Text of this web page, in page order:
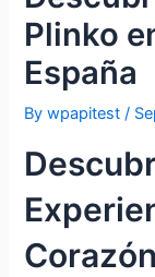
Plinko
España
Bywpapitest/